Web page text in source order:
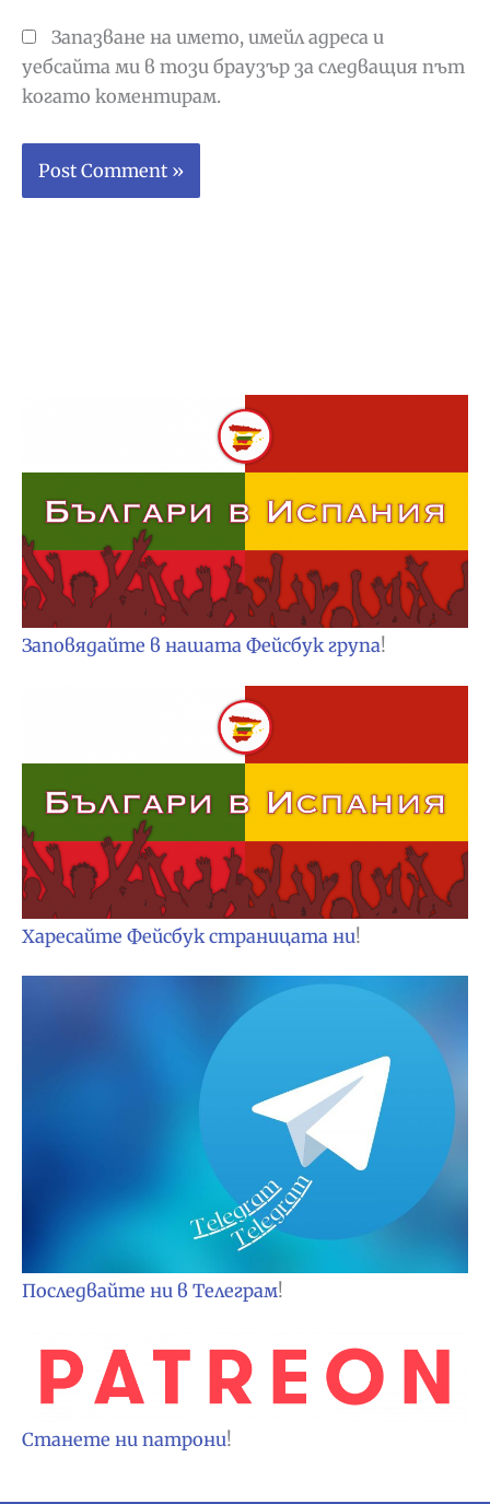
Запазване на името, имейл адреса и
уебсайта ми в този браузър за следващия път
когато коментирам.
Заповядайте в нашата Фейсбук група!
Харесайте Фейсбук страницата ни!
Последвайте ни в Телеграм!
Станете ни патрони!